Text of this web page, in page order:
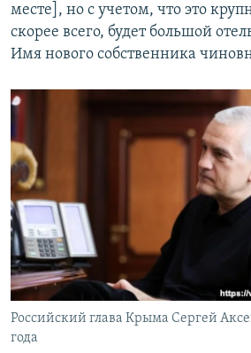
месте], но с учетом, что это
скорее всего, будет большой
Имя нового собственника
Российский глава Крыма Сергей
года